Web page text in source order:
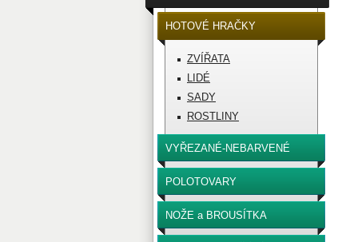
HOTOVÉ HRAČKY
ZVÍŘATA
LIDÉ
SADY
ROSTLINY
VYŘEZANÉ-NEBARVENÉ
POLOTOVARY
NOŽE a BROUSÍTKA